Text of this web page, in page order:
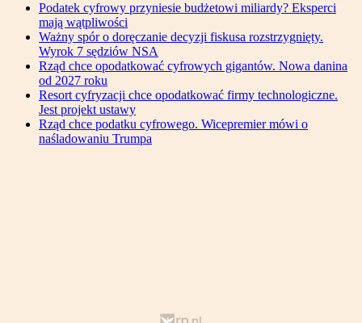
Podatek cyfrowy przyniesie budżetowi miliardy? Eksperci
mają wątpliwości
Ważny spór o doręczanie decyzji fiskusa rozstrzygnięty.
Wyrok 7 sędziów NSA
Rząd chce opodatkować cyfrowych gigantów. Nowa danina
od 2027 roku
Resort cyfryzacji chce opodatkować firmy technologiczne.
Jest projekt ustawy
Rząd chce podatku cyfrowego. Wicepremier mówi o
naśladowaniu Trumpa